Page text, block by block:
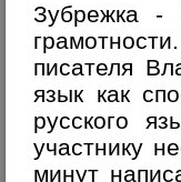
Зубрежка -
писателя
язык как
русского
участнику
минут